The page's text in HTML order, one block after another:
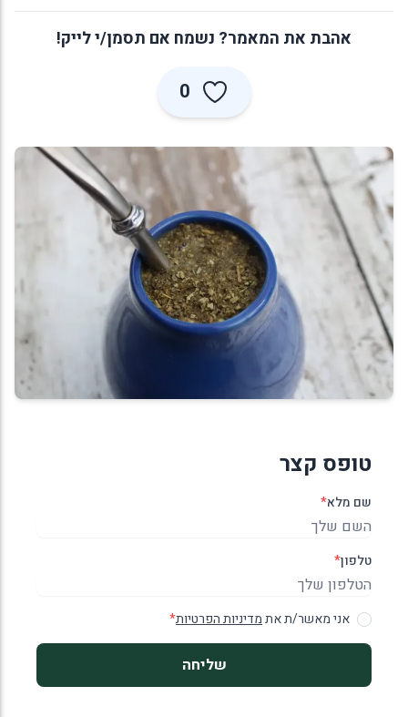
אהבת את המאמר? נשמח אם תסמן/י לייק!
0
טופס קצר
שם מלא*
טלפון*
אני מאשר/ת אתמדיניות הפרטיות*
שליחה